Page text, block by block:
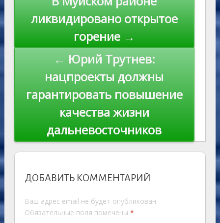
ni
ki
al
k
ликвидировано открытое
горение →
← Юрий Трутнев:
нацпроекты должны
гарантировать повышение
качества жизни
дальневосточников
ДОБАВИТЬ КОММЕНТАРИЙ
Ваш адрес email не будет опубликован.
Обязательные поля помечены *